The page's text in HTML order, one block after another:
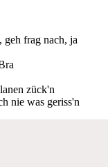
geh frag nach, ja
zück'n
nie was geriss'n